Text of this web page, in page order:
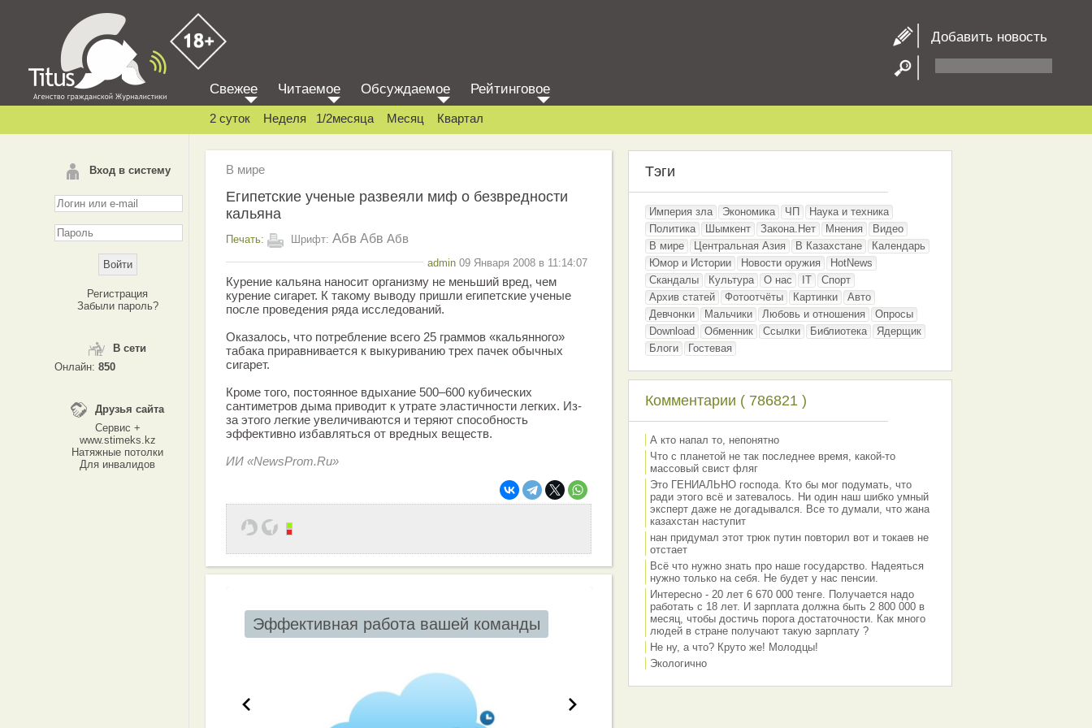
Добавить новость
Вход в систему
Регистрация
Забыли пароль?
В сети
Онлайн: 850
Друзья сайта
Сервис +
www.stimeks.kz
Натяжные потолки
Для инвалидов
Свежее Читаемое Обсуждаемое Рейтинговое
2 суток Неделя 1/2месяца Месяц Квартал
В мире
Египетские ученые развеяли миф о безвредности
кальяна
Печать: Шрифт: Абв Абв Абв
admin 09 Января 2008 в 11:14:07
Курение кальяна наносит организму не меньший вред, чем
курение сигарет. К такому выводу пришли египетские ученые
после проведения ряда исследований.
Оказалось, что потребление всего 25 граммов «кальянного»
табака приравнивается к выкуриванию трех пачек обычных
сигарет.
Кроме того, постоянное вдыхание 500–600 кубических
сантиметров дыма приводит к утрате эластичности легких. Из-
за этого легкие увеличиваются и теряют способность
эффективно избавляться от вредных веществ.
ИИ «NewsProm.Ru»
Эффективная работа вашей команды
Тэги
Империя зла Экономика ЧП
Наука и техника
Политика
Шымкент Закона.Нет Мнения
Видео
В мире
Центральная Азия В Казахстане
Календарь
Юмор и Истории
Новости оружия
HotNews
Скандалы
Культура О нас IT
Спорт
Архив статей
Фотоотчёты Картинки
Авто
Девчонки
Мальчики Любовь и отношения
Опросы
Download
Обменник Ссылки Библиотека
Ядерщик
Блоги
Гостевая
Комментарии ( 786821 )
А кто напал то, непонятно
Что с планетой не так последнее время, какой-то
массовый свист фляг
Это ГЕНИАЛЬНО господа. Кто бы мог подумать, что
ради этого всё и затевалось. Ни один наш шибко умный
эксперт даже не догадывался. Все то думали, что жана
казахстан наступит
нан придумал этот трюк путин повторил вот и токаев не
отстает
Всё что нужно знать про наше государство. Надеяться
нужно только на себя. Не будет у нас пенсии.
Интересно - 20 лет 6 670 000 тенге. Получается надо
работать с 18 лет. И зарплата должна быть 2 800 000 в
месяц, чтобы достичь порога достаточности. Как много
людей в стране получают такую зарплату ?
Не ну, а что? Круто же! Молодцы!
Экологично